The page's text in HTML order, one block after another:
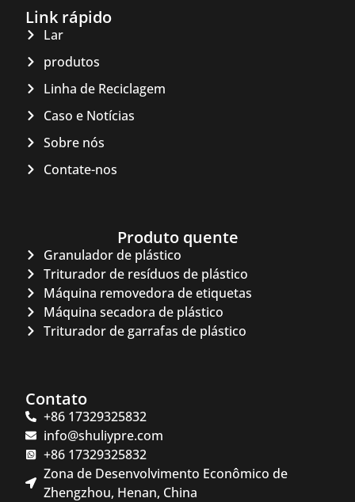
Link rápido
Lar
produtos
Linha de Reciclagem
Caso e Notícias
Sobre nós
Contate-nos
Produto quente
Granulador de plástico
Triturador de resíduos de plástico
Máquina removedora de etiquetas
Máquina secadora de plástico
Triturador de garrafas de plástico
Contato
+86 17329325832
info@shuliypre.com
+86 17329325832
Zona de Desenvolvimento Econômico de
Zhengzhou, Henan, China